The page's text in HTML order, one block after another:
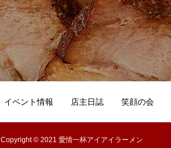
イベント情報 店主日誌 笑顔の会
Copyright © 2021 愛情一杯アイアイラーメン